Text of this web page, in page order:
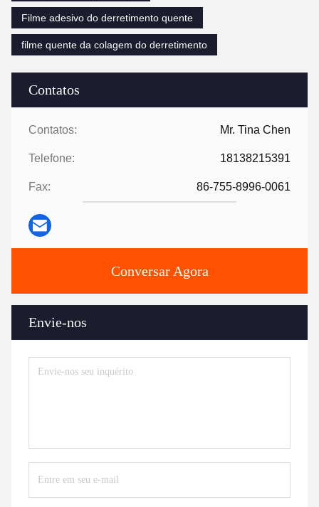
Contatos
Contatos: Mr. Tina Chen
Telefone: 18138215391
Fax: 86-755-8996-0061
Conversar Agora
Envie-nos
Filme adesivo do derretimento quente
filme quente da colagem do derretimento